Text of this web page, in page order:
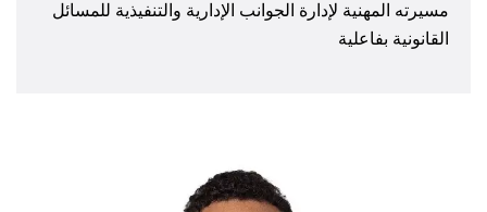
مسيرته المهنية لإدارة الجوانب الإدارية والتنفيذية للمسائل
القانونية بفاعلية